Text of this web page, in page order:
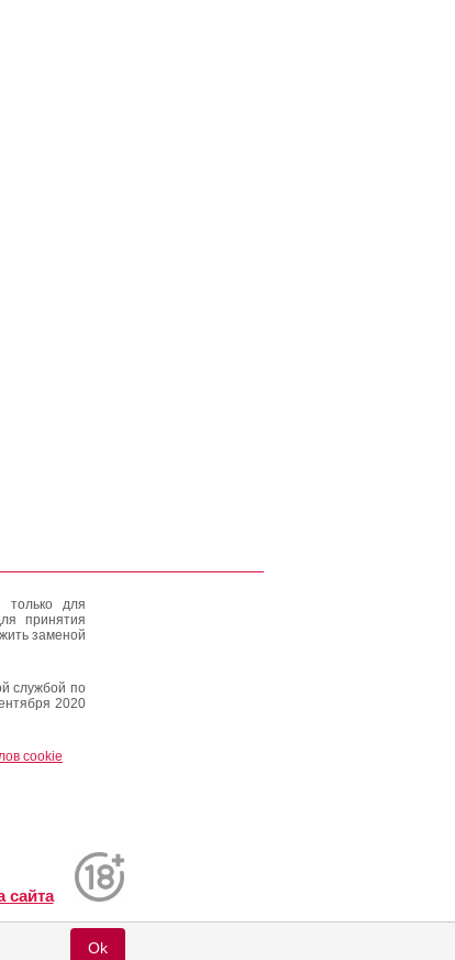
только для
принятия
заменой
службой по
2020
cookie
сайта
Ok